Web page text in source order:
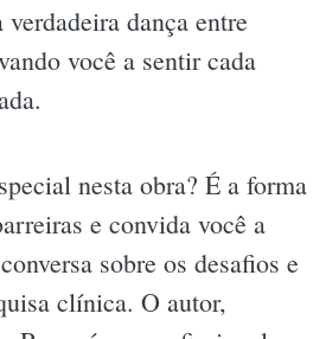
dança entre
você a sentir cada
nesta obra? É a forma
e convida você a
sobre os desafios e
clínica. O autor,